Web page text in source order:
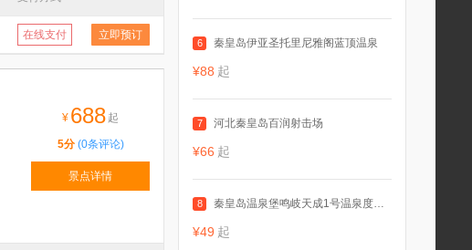
在线支付 立即预订
¥ 688 起
5分(0条评论)
景点详情
6 秦皇岛伊亚圣托里尼雅阁蓝顶温泉
¥88 起
7 河北秦皇岛百润射击场
¥66 起
8 秦皇岛温泉堡鸣岐天成1号温泉度假村
¥49 起